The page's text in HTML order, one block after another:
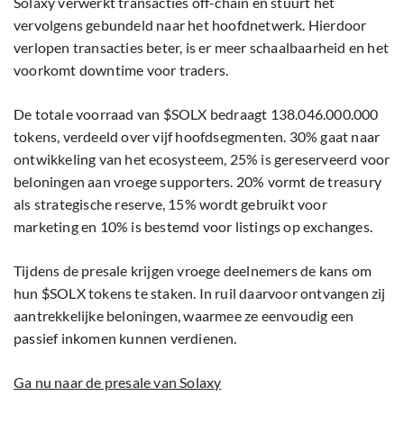
vervolgens gebundeld naar het hoofdnetwerk. Hierdoor
verlopen transacties beter, is er meer schaalbaarheid en het
voorkomt downtime voor traders.
De totale voorraad van $SOLX bedraagt 138.046.000.000
tokens, verdeeld over vijf hoofdsegmenten. 30% gaat naar
ontwikkeling van het ecosysteem, 25% is gereserveerd voor
beloningen aan vroege supporters. 20% vormt de treasury
als strategische reserve, 15% wordt gebruikt voor
marketing en 10% is bestemd voor listings op exchanges.
Tijdens de presale krijgen vroege deelnemers de kans om
hun $SOLX tokens te staken. In ruil daarvoor ontvangen zij
aantrekkelijke beloningen, waarmee ze eenvoudig een
passief inkomen kunnen verdienen.
Ga nu naar de presale van Solaxy